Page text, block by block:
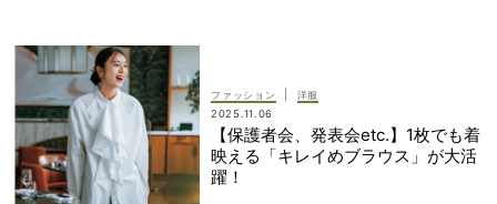
#THIRD MAGAZINE（サードマガジン）
#パンツコーデ #ジレコーデ（ベストコーデ）
#甘ブラウスコーデ #七五三 #白ブラウス
#DÉPAREILLÉ（デパリエ）
ファッション
洋服
2025.11.06
【保護者会、発表会etc.】1枚でも着
映える「キレイめブラウス」が大活
躍！